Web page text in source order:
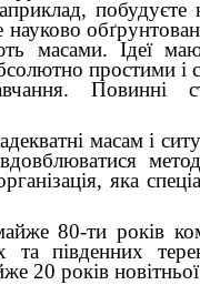
побудуєте
науково
масами. Ідеї
простими і
Повинні
масам і
яка
80-ти років
та південних
20 років новітньої